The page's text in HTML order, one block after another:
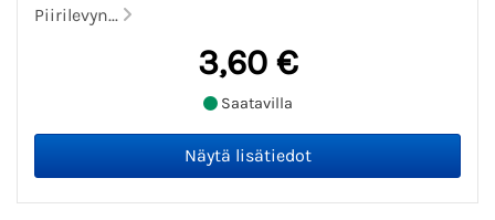
Piirilevyn...
3,60 €
Saatavilla